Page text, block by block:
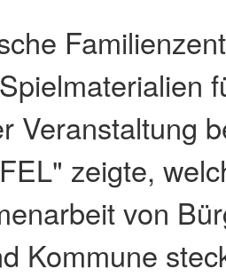
Veranstaltung
zeigte,
von
Kommune